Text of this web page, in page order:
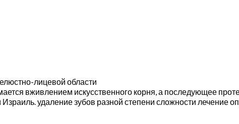
лицевой области
вживлением искусственного корня, а последующее
удаление зубов разной степени сложности лечение